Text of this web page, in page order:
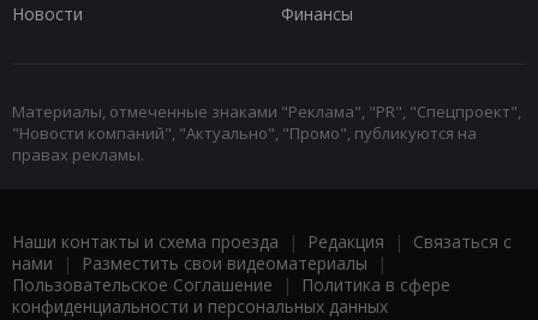
Новости
Финансы
Материалы, отмеченные знаками "Реклама", "PR", "Спецпроект",
"Новости компаний", "Актуально", "Промо", публикуются на
правах рекламы.
Наши контакты и схема проезда | Редакция | Связаться с
нами | Разместить свои видеоматериалы |
Пользовательское Соглашение |
Политика в сфере
конфиденциальности и персональных данных